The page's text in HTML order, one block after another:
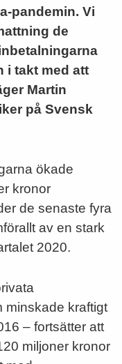
pandemin. Vi
de
i takt med att
Martin
på Svensk
ökade
kronor
de senaste fyra
av en stark
2020.
minskade kraftigt
– fortsätter att
miljoner kronor